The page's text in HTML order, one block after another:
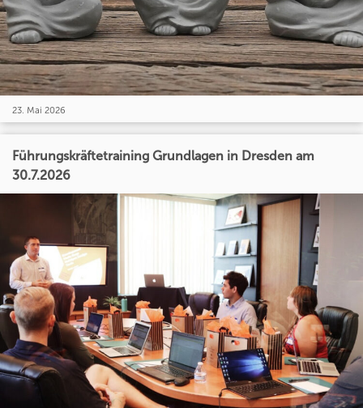
23. Mai 2026
Führungskräftetraining Grundlagen in Dresden am
30.7.2026